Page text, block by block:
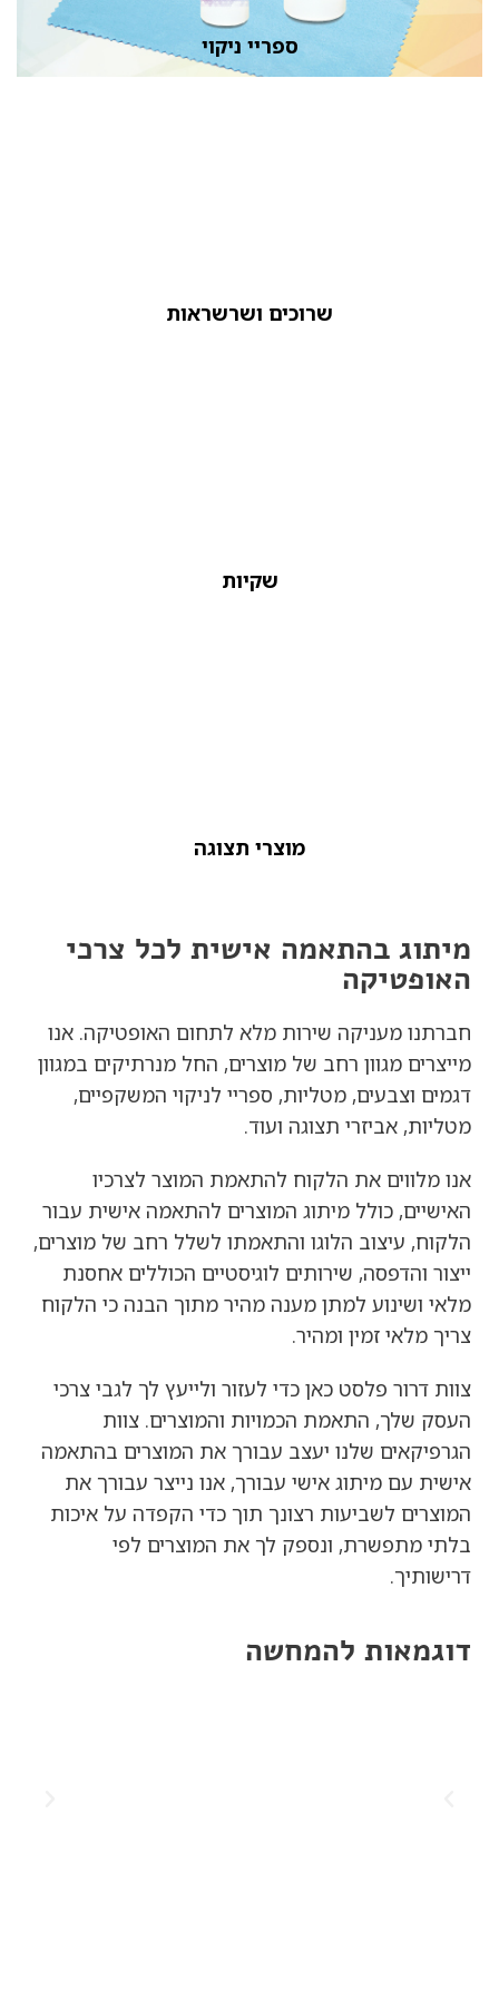
ספריי ניקוי
שרוכים ושרשראות
שקיות
מוצרי תצוגה
מיתוג בהתאמה אישית לכל צרכי
האופטיקה
חברתנו מעניקה שירות מלא לתחום האופטיקה. אנו
מייצרים מגוון רחב של מוצרים, החל מנרתיקים במגוון
דגמים וצבעים, מטליות, ספריי לניקוי המשקפיים,
מטליות, אביזרי תצוגה ועוד.
אנו מלווים את הלקוח להתאמת המוצר לצרכיו
האישיים, כולל מיתוג המוצרים להתאמה אישית עבור
הלקוח, עיצוב הלוגו והתאמתו לשלל רחב של מוצרים,
ייצור והדפסה, שירותים לוגיסטיים הכוללים אחסנת
מלאי ושינוע למתן מענה מהיר מתוך הבנה כי הלקוח
צריך מלאי זמין ומהיר.
צוות דרור פלסט כאן כדי לעזור ולייעץ לך לגבי צרכי
העסק שלך, התאמת הכמויות והמוצרים. צוות
הגרפיקאים שלנו יעצב עבורך את המוצרים בהתאמה
אישית עם מיתוג אישי עבורך, אנו נייצר עבורך את
המוצרים לשביעות רצונך תוך כדי הקפדה על איכות
בלתי מתפשרת, ונספק לך את המוצרים לפי
דרישותיך.
דוגמאות להמחשה